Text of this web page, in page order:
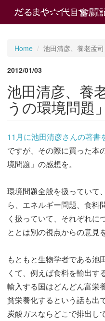
Home 池田清彦、養老孟
2012/01/03
池田清彦、養
うの環境問題」
11月に池田清彦さんの著書
ですが、その際に買った本
境問題」の感想を。
環境問題全般を扱っていて
ら、エネルギー問題、食料
く扱っていて、それぞれに
ととは別の視点からの意見
もともと生物学者である池
くて、例えば食料を輸出す
輸入する国はどんどん富栄
貧栄養化するという話も出
炭酸ガスならどこで排出し